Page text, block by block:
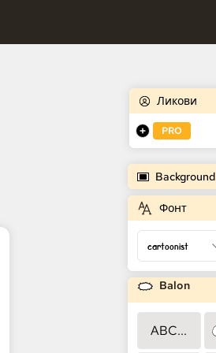
Ликови
PRO
Background
Фонт
cartoonist
Balon
ABC...